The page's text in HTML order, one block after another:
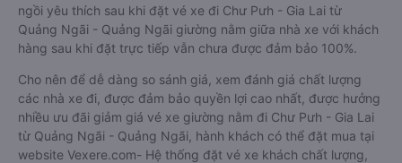
ngồi yêu thích sau khi đặt vé xe đi Chư Pưh - Gia Lai từ
Quảng Ngãi - Quảng Ngãi giường nằm giữa nhà xe với khách
hàng sau khi đặt trực tiếp vẫn chưa được đảm bảo 100%.
Cho nên để dễ dàng so sánh giá, xem đánh giá chất lượng
các nhà xe đi, được đảm bảo quyền lợi cao nhất, được hưởng
nhiều ưu đãi giảm giá vé xe giường nằm đi Chư Pưh - Gia Lai
từ Quảng Ngãi - Quảng Ngãi, hành khách có thể đặt mua tại
website Vexere.com- Hệ thống đặt vé xe khách chất lượng,